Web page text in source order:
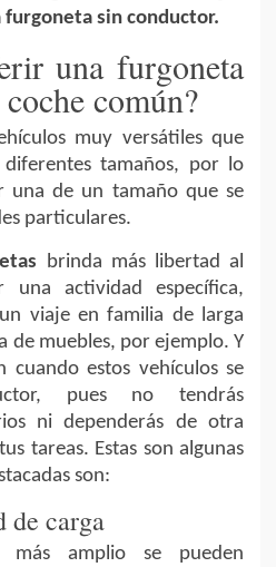
sin conductor.
una furgoneta
común?
muy versátiles que
tamaños, por lo
una de un tamaño que se
particulares.
brinda más libertad al
una actividad específica,
viaje en familia de larga
de muebles, por ejemplo. Y
cuando estos vehículos se
pues no tendrás
ni dependerás de otra
tareas. Estas son algunas
son:
de carga
amplio se pueden